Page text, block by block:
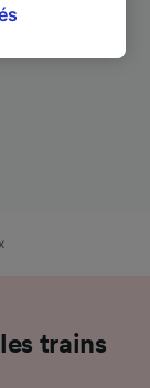
trains
sur la
les
à des
et